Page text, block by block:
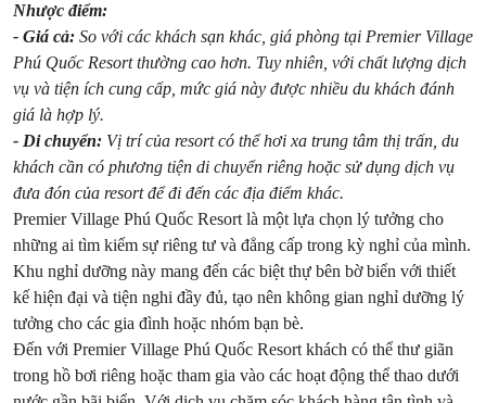
Nhược điểm:
- Giá cả: So với các khách sạn khác, giá phòng tại Premier Village
Phú Quốc Resort thường cao hơn. Tuy nhiên, với chất lượng dịch
vụ và tiện ích cung cấp, mức giá này được nhiều du khách đánh
giá là hợp lý.
- Di chuyển: Vị trí của resort có thể hơi xa trung tâm thị trấn, du
khách cần có phương tiện di chuyển riêng hoặc sử dụng dịch vụ
đưa đón của resort để đi đến các địa điểm khác.
Premier Village Phú Quốc Resort là một lựa chọn lý tưởng cho
những ai tìm kiếm sự riêng tư và đẳng cấp trong kỳ nghỉ của mình.
Khu nghỉ dưỡng này mang đến các biệt thự bên bờ biển với thiết
kế hiện đại và tiện nghi đầy đủ, tạo nên không gian nghỉ dưỡng lý
tưởng cho các gia đình hoặc nhóm bạn bè.
Đến với Premier Village Phú Quốc Resort khách có thể thư giãn
trong hồ bơi riêng hoặc tham gia vào các hoạt động thể thao dưới